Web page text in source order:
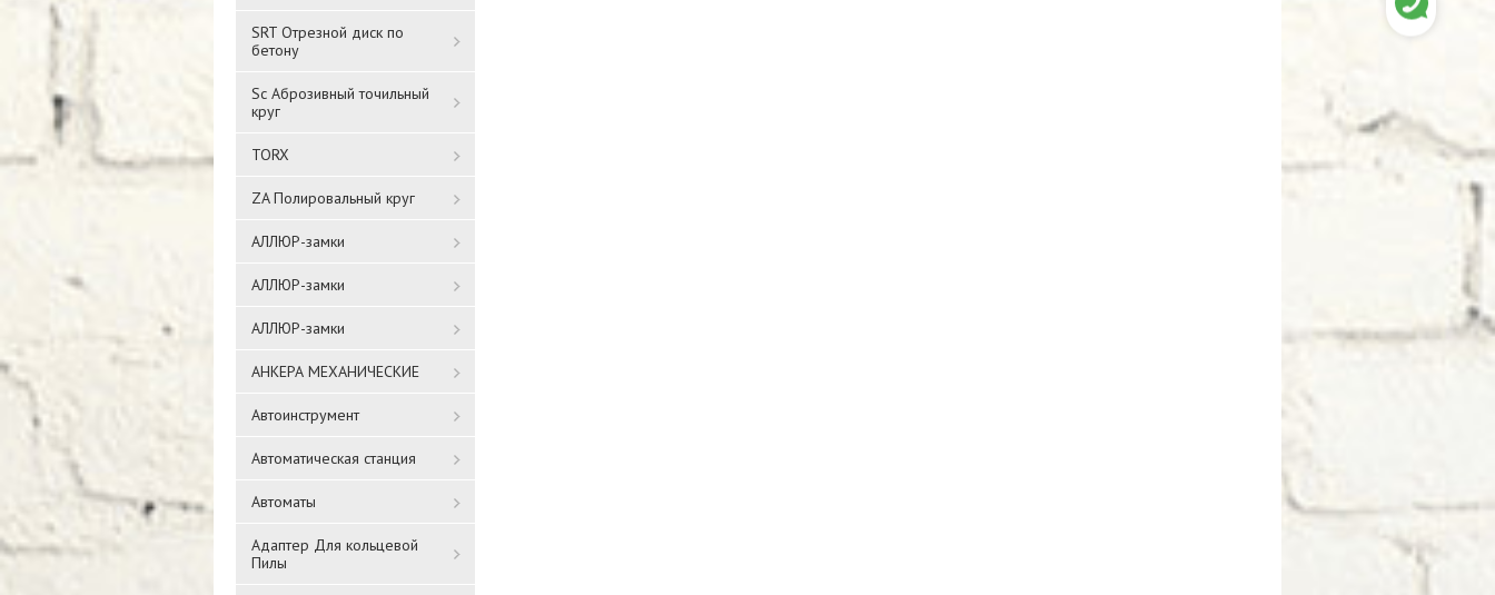
SRT Отрезной диск по
бетону
Sc Аброзивный точильный
круг
TORX
ZA Полировальный круг
АЛЛЮР-замки
АЛЛЮР-замки
АЛЛЮР-замки
АНКЕРА МЕХАНИЧЕСКИЕ
Автоинструмент
Автоматическая станция
Автоматы
Адаптер Для кольцевой
Пилы